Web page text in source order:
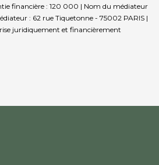
financière : 120 000 | Nom du médiateur
: 62 rue Tiquetonne - 75002 PARIS |
juridiquement et financièrement